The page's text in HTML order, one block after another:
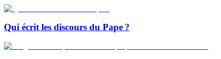
Qui écrit les discours du Pape ?